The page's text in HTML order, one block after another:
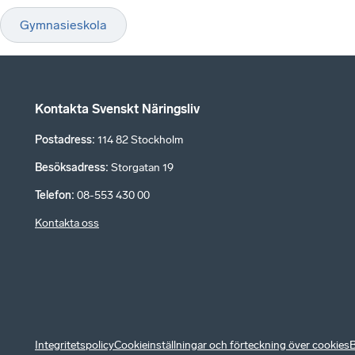
Gymnasieskola
Kontakta Svenskt Näringsliv
Postadress: 114 82 Stockholm
Besöksadress: Storgatan 19
Telefon: 08-553 430 00
Kontakta oss
IntegritetspolicyCookieinställningar och förteckning över cookies